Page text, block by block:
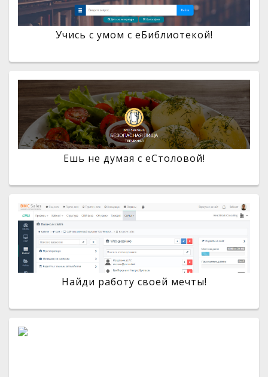
Учись с умом с eБиблиотекой!
Ешь не думая с eСтоловой!
Найди работу своей мечты!